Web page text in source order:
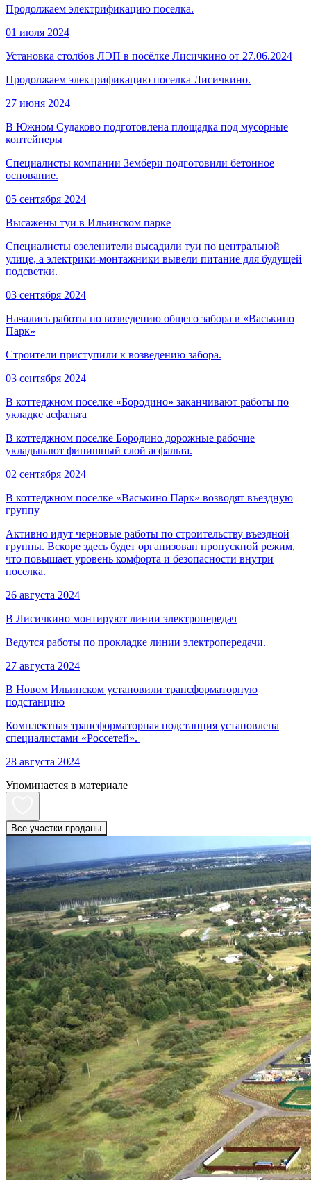
Продолжаем электрификацию поселка.
01 июля 2024
Установка столбов ЛЭП в посёлке Лисичкино от 27.06.2024
Продолжаем электрификацию поселка Лисичкино.
27 июня 2024
В Южном Судаково подготовлена площадка под мусорные
контейнеры
Специалисты компании Зембери подготовили бетонное
основание.
05 сентября 2024
Высажены туи в Ильинском парке
Специалисты озеленители высадили туи по центральной
улице, а электрики-монтажники вывели питание для будущей
подсветки.
03 сентября 2024
Начались работы по возведению общего забора в «Васькино
Парк»
Строители приступили к возведению забора.
03 сентября 2024
В коттеджном поселке «Бородино» заканчивают работы по
укладке асфальта
В коттеджном поселке Бородино дорожные рабочие
укладывают финишный слой асфальта.
02 сентября 2024
В коттеджном поселке «Васькино Парк» возводят въездную
группу
Активно идут черновые работы по строительству въездной
группы. Вскоре здесь будет организован пропускной режим,
что повышает уровень комфорта и безопасности внутри
поселка.
26 августа 2024
В Лисичкино монтируют линии электропередач
Ведутся работы по прокладке линии электропередачи.
27 августа 2024
В Новом Ильинском установили трансформаторную
подстанцию
Комплектная трансформаторная подстанция установлена
специалистами «Россетей».
28 августа 2024
Упоминается в материале
Все участки проданы